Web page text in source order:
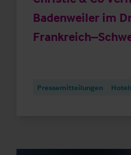
Badenweiler im
Pressemitteilungen